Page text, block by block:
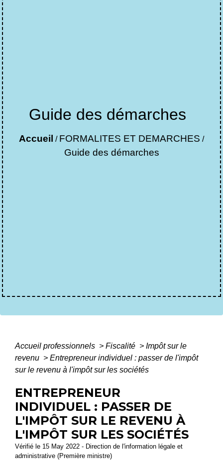
Guide des démarches
Accueil / FORMALITES ET DEMARCHES /
Guide des démarches
Accueil professionnels > Fiscalité > Impôt sur le
revenu > Entrepreneur individuel : passer de l'impôt
sur le revenu à l'impôt sur les sociétés
ENTREPRENEUR
INDIVIDUEL : PASSER DE
L'IMPÔT SUR LE REVENU À
L'IMPÔT SUR LES SOCIÉTÉS
Vérifié le 15 May 2022 - Direction de l'information légale et
administrative (Première ministre)